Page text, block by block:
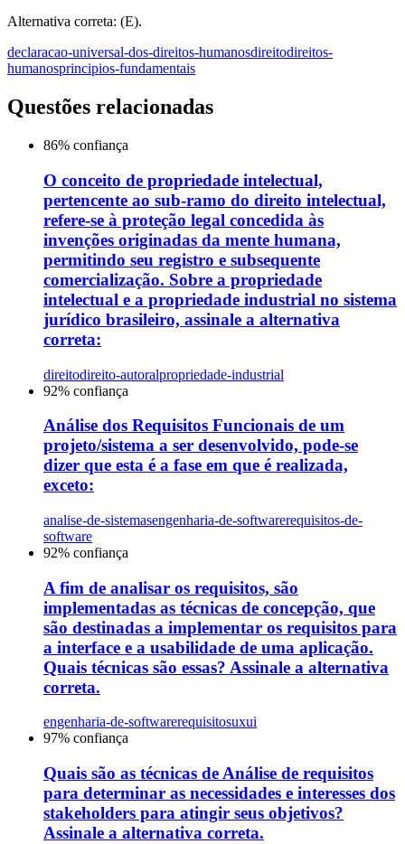
Alternativa correta: (E).
declaracao-universal-dos-direitos-humanosdireitodireitos-
humanosprincipios-fundamentais
Questões relacionadas
86% confiança
O conceito de propriedade intelectual,
pertencente ao sub-ramo do direito intelectual,
refere-se à proteção legal concedida às
invenções originadas da mente humana,
permitindo seu registro e subsequente
comercialização. Sobre a propriedade
intelectual e a propriedade industrial no sistema
jurídico brasileiro, assinale a alternativa
correta:
direitodireito-autoralpropriedade-industrial
92% confiança
Análise dos Requisitos Funcionais de um
projeto/sistema a ser desenvolvido, pode-se
dizer que esta é a fase em que é realizada,
exceto:
analise-de-sistemasengenharia-de-softwarerequisitos-de-
software
92% confiança
A fim de analisar os requisitos, são
implementadas as técnicas de concepção, que
são destinadas a implementar os requisitos para
a interface e a usabilidade de uma aplicação.
Quais técnicas são essas? Assinale a alternativa
correta.
engenharia-de-softwarerequisitosuxui
97% confiança
Quais são as técnicas de Análise de requisitos
para determinar as necessidades e interesses dos
stakeholders para atingir seus objetivos?
Assinale a alternativa correta.